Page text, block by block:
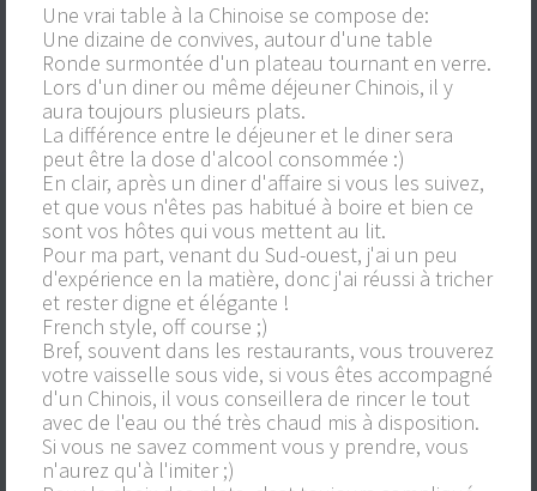
Une vrai table à la Chinoise se compose de:
Une dizaine de convives, autour d'une table
Ronde surmontée d'un plateau tournant en verre.
Lors d'un diner ou même déjeuner Chinois, il y
aura toujours plusieurs plats.
La différence entre le déjeuner et le diner sera
peut être la dose d'alcool consommée :)
En clair, après un diner d'affaire si vous les suivez,
et que vous n'êtes pas habitué à boire et bien ce
sont vos hôtes qui vous mettent au lit.
Pour ma part, venant du Sud-ouest, j'ai un peu
d'expérience en la matière, donc j'ai réussi à tricher
et rester digne et élégante !
French style, off course ;)
Bref, souvent dans les restaurants, vous trouverez
votre vaisselle sous vide, si vous êtes accompagné
d'un Chinois, il vous conseillera de rincer le tout
avec de l'eau ou thé très chaud mis à disposition.
Si vous ne savez comment vous y prendre, vous
n'aurez qu'à l'imiter ;)